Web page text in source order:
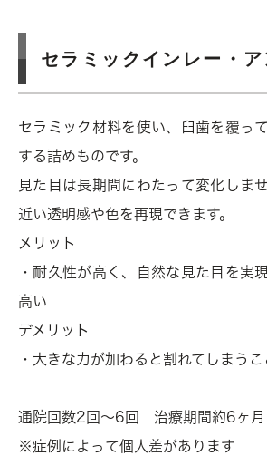
セラミックインレー・ア
セラミック材料を使い、臼歯を覆っ
する詰めものです。
見た目は長期間にわたって変化しま
近い透明感や色を再現できます。
メリット
・耐久性が高く、自然な見た目を実
高い
デメリット
・大きな力が加わると割れてしまうこ
通院回数2回～6回 治療期間約6ヶ月
※症例によって個人差があります